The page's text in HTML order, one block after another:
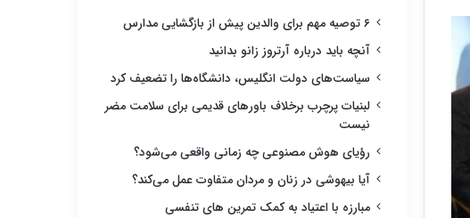
۶ توصیه مهم برای والدین پیش از بازگشایی مدارس
آنچه باید درباره آرتروز زانو بدانید
سیاست‌های دولت انگلیس، دانشگاه‌ها را تضعیف کرد
لبنیات پرچرب برخلاف باورهای قدیمی برای سلامت مضر
نیست
رؤیای هوش مصنوعی چه زمانی واقعی می‌شود؟
آیا بیهوشی در زنان و مردان متفاوت عمل می‌کند؟
مبارزه با اعتیاد به کمک تمرین های تنفسی